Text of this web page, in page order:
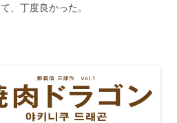
、丁度良かった。